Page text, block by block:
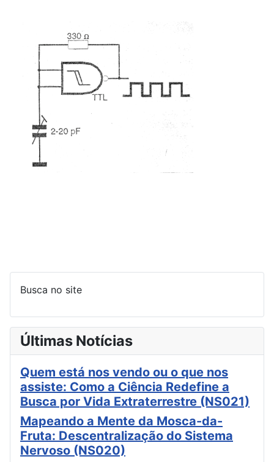
Busca no site
Últimas Notícias
Quem está nos vendo ou o que nos
assiste: Como a Ciência Redefine a
Busca por Vida Extraterrestre (NS021)
Mapeando a Mente da Mosca-da-
Fruta: Descentralização do Sistema
Nervoso (NS020)